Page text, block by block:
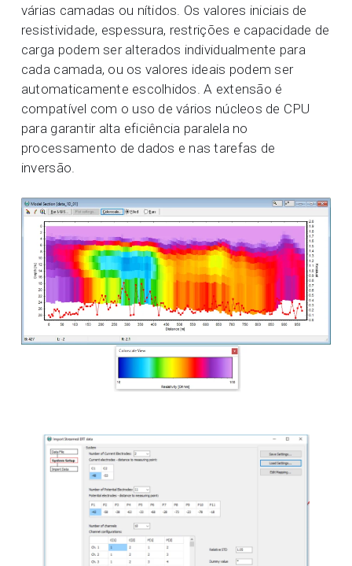
várias camadas ou nítidos. Os valores iniciais de
resistividade, espessura, restrições e capacidade de
carga podem ser alterados individualmente para
cada camada, ou os valores ideais podem ser
automaticamente escolhidos. A extensão é
compatível com o uso de vários núcleos de CPU
para garantir alta eficiência paralela no
processamento de dados e nas tarefas de
inversão.